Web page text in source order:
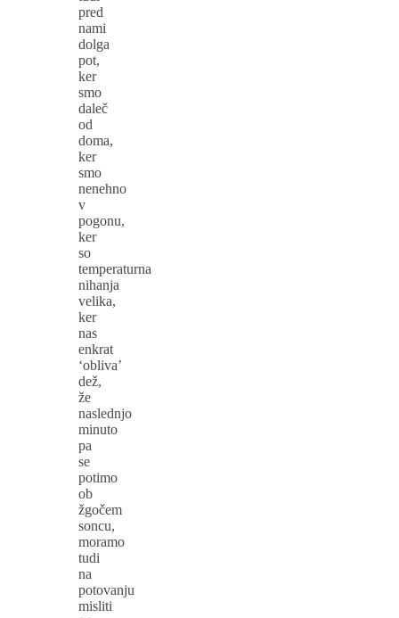
pred
nami
dolga
pot,
ker
smo
daleč
od
doma,
ker
smo
nenehno
v
pogonu,
ker
so
temperaturna
nihanja
velika,
ker
nas
enkrat
‘obliva’
dež,
že
naslednjo
minuto
pa
se
potimo
ob
žgočem
soncu,
moramo
tudi
na
potovanju
misliti